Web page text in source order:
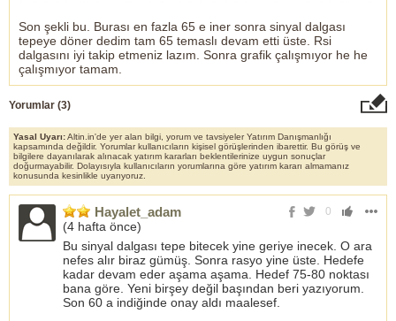
Son şekli bu. Burası en fazla 65 e iner sonra sinyal dalgası
tepeye döner dedim tam 65 temaslı devam etti üste. Rsi
dalgasını iyi takip etmeniz lazım. Sonra grafik çalışmıyor he he
çalışmıyor tamam.
Yorumlar (3)
Yasal Uyarı:Altin.in'de yer alan bilgi, yorum ve tavsiyeler Yatırım Danışmanlığı
kapsamında değildir. Yorumlar kullanıcıların kişisel görüşlerinden ibarettir. Bu görüş ve
bilgilere dayanılarak alınacak yatırım kararları beklentilerinize uygun sonuçlar
doğurmayabilir. Dolayısıyla kullanıcıların yorumlarına göre yatırım kararı almamanız
konusunda kesinlikle uyarıyoruz.
0
Hayalet_adam
(4 hafta önce)
Bu sinyal dalgası tepe bitecek yine geriye inecek. O ara
nefes alır biraz gümüş. Sonra rasyo yine üste. Hedefe
kadar devam eder aşama aşama. Hedef 75-80 noktası
bana göre. Yeni birşey değil başından beri yazıyorum.
Son 60 a indiğinde onay aldı maalesef.